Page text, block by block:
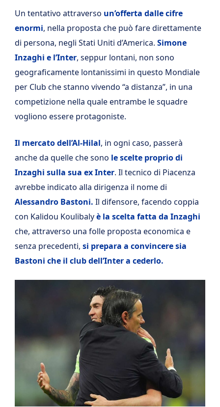
Un tentativo attraverso un’offerta dalle cifre
enormi, nella proposta che può fare direttamente
di persona, negli Stati Uniti d’America. Simone
Inzaghi e l’Inter, seppur lontani, non sono
geograficamente lontanissimi in questo Mondiale
per Club che stanno vivendo “a distanza”, in una
competizione nella quale entrambe le squadre
vogliono essere protagoniste.
Il mercato dell’Al-Hilal, in ogni caso, passerà
anche da quelle che sono le scelte proprio di
Inzaghi sulla sua ex Inter. Il tecnico di Piacenza
avrebbe indicato alla dirigenza il nome di
Alessandro Bastoni. Il difensore, facendo coppia
con Kalidou Koulibalyè la scelta fatta da Inzaghi
che, attraverso una folle proposta economica e
senza precedenti, si prepara a convincere sia
Bastoni che il club dell’Inter a cederlo.